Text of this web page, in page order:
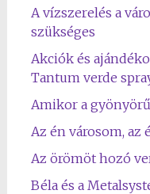
A vízszerelés a
szükséges
Akciók és
Tantum verde
Amikor a
Az én városom, az
Az örömöt hozó
Béla és a